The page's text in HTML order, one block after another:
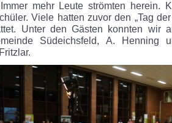
mehr Leute strömten herein.
Viele hatten zuvor den „Tag
Unter den Gästen konnten wir
Südeichsfeld, A. Henning